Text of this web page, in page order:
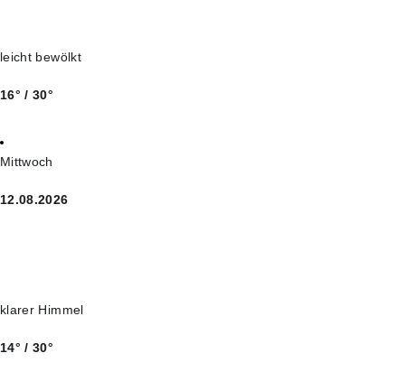
leicht bewölkt
16° / 30°
Mittwoch
12.08.2026
klarer Himmel
14° / 30°